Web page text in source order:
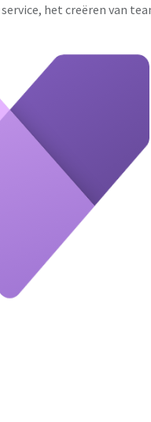
het creëren van